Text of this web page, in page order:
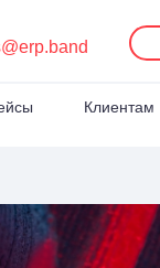
Клиентам